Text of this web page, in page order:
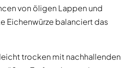
von öligen Lappen und
Eichenwürze balanciert das
trocken mit nachhallenden